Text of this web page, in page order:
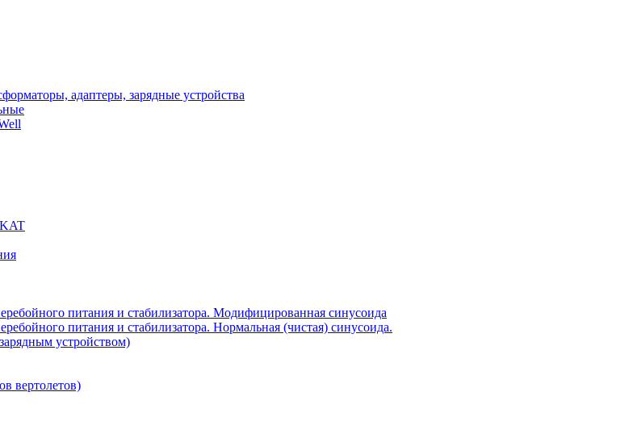
адаптеры, зарядные устройства
питания и стабилизатора. Модифицированная синусоида
питания и стабилизатора. Нормальная (чистая) синусоида.
устройством)
вертолетов)